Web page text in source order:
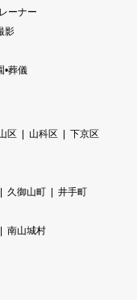
ーナー
影
•葬儀
区 山科区
下京区
久御山町
井手町
南山城村